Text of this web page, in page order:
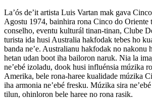
La’ós de’it artista Luis Vartan mak gava
Agostu 1974, bainhira rona Cinco do Oriente
conselho, eventu kulturál tinan-tinan, Clube
turista ida husi Australia hakfodak tebes ho
banda ne’e. Australianu hakfodak no nakonu
hetan udan boot iha bailoron naruk. Nia la
ne’ebé izoladu, dook husi influénsia múzika
Amerika, bele rona-haree kualidade múzika
iha armonia ne’ebé fresku. Múzika sira
tilun, ohinloron bele haree no rona rasik.